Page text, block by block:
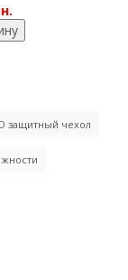
защитный чехол